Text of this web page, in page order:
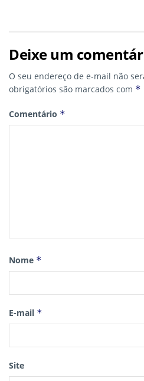
Deixe um
O seu endereço de e-mail não
obrigatórios são marcados com *
Comentário *
Nome *
E-mail *
Site